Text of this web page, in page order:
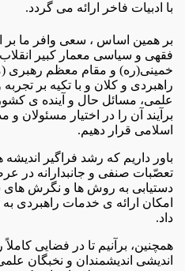
با ادبیات فاخر ارائه می گردد.
بر همین اساس ، سعی وافر ما بر
فقهی و سیاسی معمار کبیر
خمینی(ره) و مقام معظم رهبری
راهبردی و کلان و با تکیه بر
علمی، مسائل حال و آینده ی
برآیند آن را در اختیار مسئولان
اسلامی قرار دهیم.
باور داریم که رشد فراگیر اندیشه
تعصّبات صنفی و جانبدارانه در
دستیابی به روش ها و نگرش های
امکان ارائه ی خدمات راهبردی
داد.
همچنین، برآنیم تا در فضایی
اندیشی اندیشمندان و نخبگان